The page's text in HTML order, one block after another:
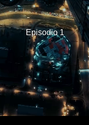
Episodio 1